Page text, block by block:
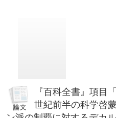
『百科全書』項目
世紀前半の科学啓